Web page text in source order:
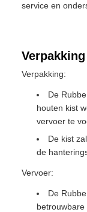
service en
Verpakking:
De
houten kist
vervoer te
De kist
de
Vervoer:
De